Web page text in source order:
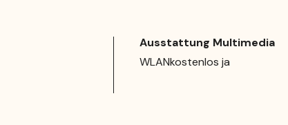
Ausstattung Multimedia
WLANkostenlos ja